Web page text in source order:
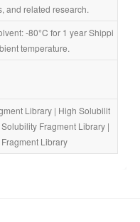
and related research.
-80°C for 1 year Shippi
temperature.
Library | High Solubilit
Fragment Library
Library